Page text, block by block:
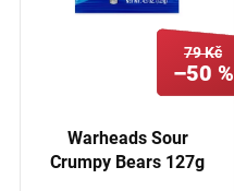
79 Kč
–50 %
Warheads Sour
Crumpy Bears 127g